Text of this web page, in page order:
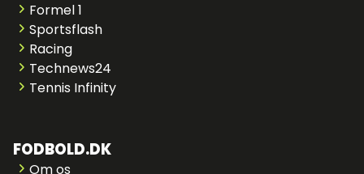
Formel 1
Sportsflash
Racing
Technews24
Tennis Infinity
FODBOLD.DK
Om os